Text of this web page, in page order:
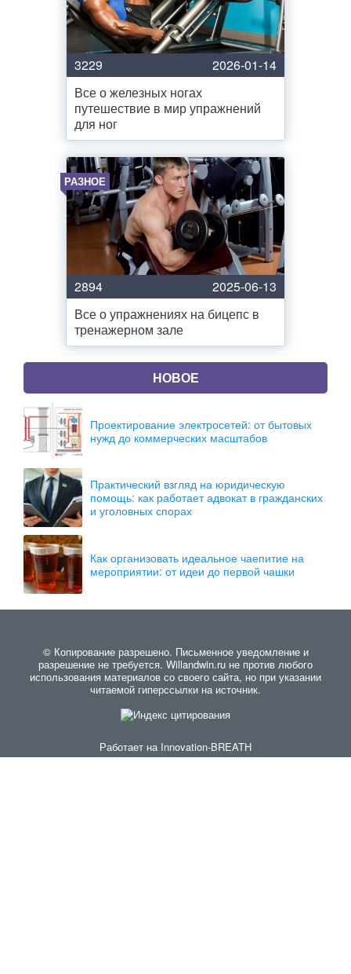
3229
2026-01-14
Все о железных ногах
путешествие в мир упражнений
для ног
РАЗНОЕ
2894
2025-06-13
Все о упражнениях на бицепс в
тренажерном зале
НОВОЕ
Проектирование электросетей: от бытовых
нужд до коммерческих масштабов
Практический взгляд на юридическую
помощь: как работает адвокат в гражданских
и уголовных спорах
Как организовать идеальное чаепитие на
мероприятии: от идеи до первой чашки
© Копирование разрешено. Письменное уведомление и
разрешение не требуется. Willandwin.ru не против любого
использования материалов со своего сайта, но при указании
читаемой гиперссылки на источник.
Работает на Innovation-BREATH